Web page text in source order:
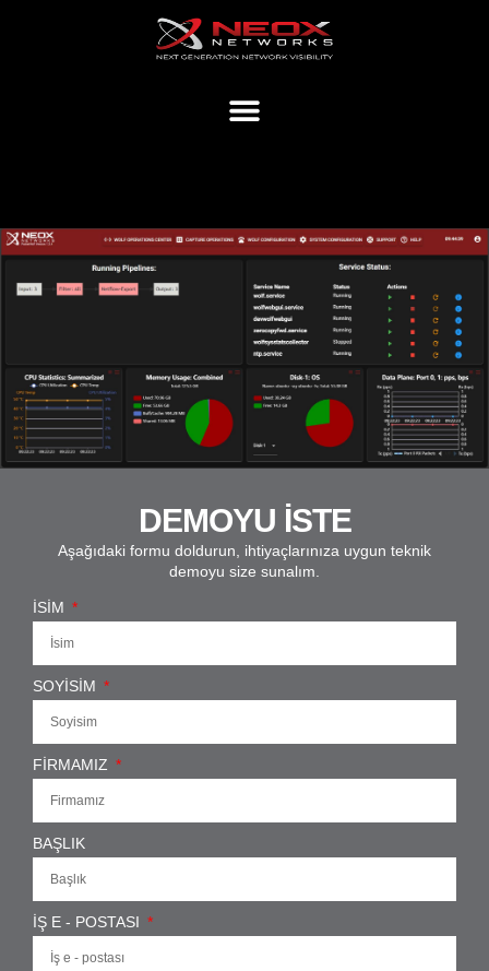
DEMOYU İSTE
Aşağıdaki formu doldurun, ihtiyaçlarınıza uygun teknik
demoyu size sunalım.
İSIM
SOYISIM
FIRMAMIZ
BAŞLIK
İŞ E - POSTASI